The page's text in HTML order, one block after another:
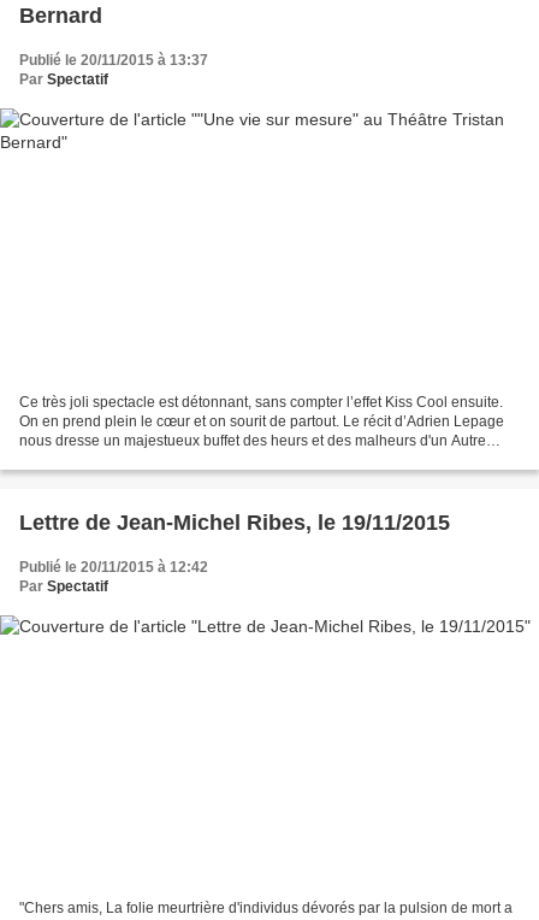
Bernard
Publié le 20/11/2015 à 13:37
Par Spectatif
Ce très joli spectacle est détonnant, sans compter l’effet Kiss Cool ensuite.
On en prend plein le cœur et on sourit de partout. Le récit d’Adrien Lepage
nous dresse un majestueux buffet des heurs et des malheurs d'un Autre
Lettre de Jean-Michel Ribes, le 19/11/2015
Publié le 20/11/2015 à 12:42
Par Spectatif
"Chers amis, La folie meurtrière d'individus dévorés par la pulsion de mort a